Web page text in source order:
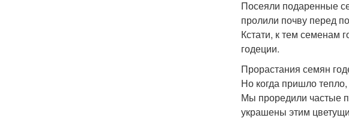
Посеяли подаренные
пролили почву перед
Кстати, к тем семенам
годеции.
Прорастания семян
Но когда пришло
Мы проредили частые
украшены этим